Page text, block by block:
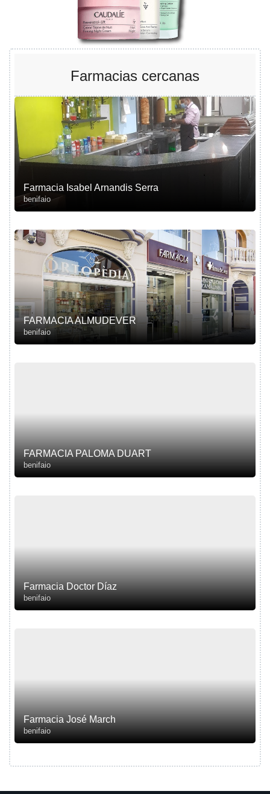
Farmacias cercanas
Farmacia Isabel Arnandis Serra
benifaio
FARMACIA ALMUDEVER
benifaio
FARMACIA PALOMA DUART
benifaio
Farmacia Doctor Díaz
benifaio
Farmacia José March
benifaio